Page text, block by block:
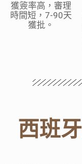
獲簽率高，審理
時間短，7-90天
獲批。
西班